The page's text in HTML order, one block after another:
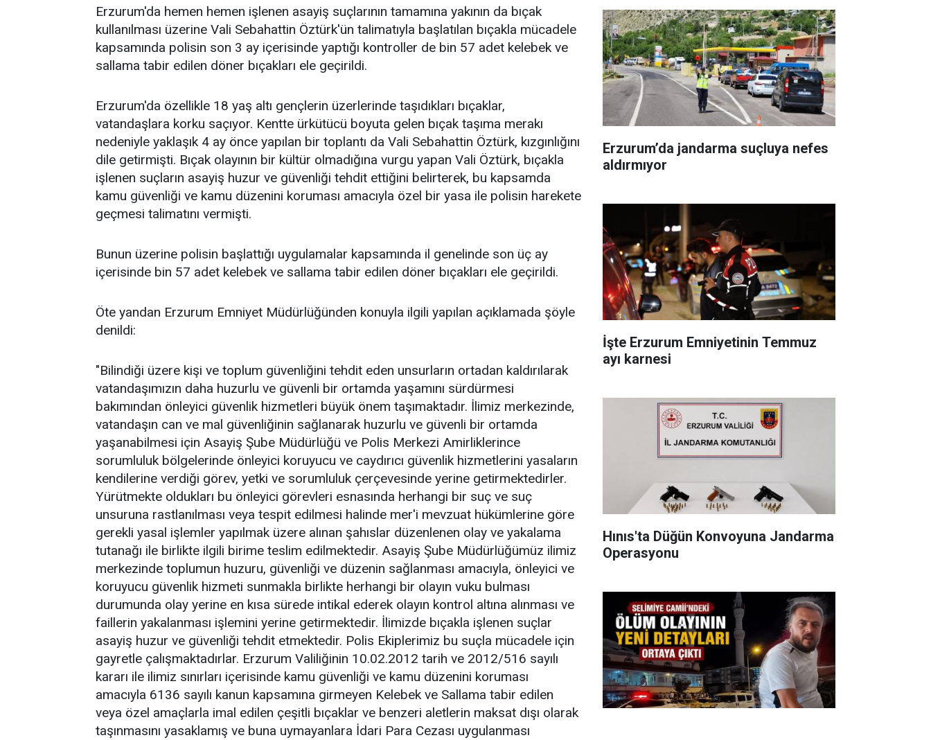
Erzurum'da hemen hemen işlenen asayiş suçlarının tamamına yakının da bıçak
kullanılması üzerine Vali Sebahattin Öztürk'ün talimatıyla başlatılan bıçakla mücadele
kapsamında polisin son 3 ay içerisinde yaptığı kontroller de bin 57 adet kelebek ve
sallama tabir edilen döner bıçakları ele geçirildi.
Erzurum'da özellikle 18 yaş altı gençlerin üzerlerinde taşıdıkları bıçaklar,
vatandaşlara korku saçıyor. Kentte ürkütücü boyuta gelen bıçak taşıma merakı
nedeniyle yaklaşık 4 ay önce yapılan bir toplantı da Vali Sebahattin Öztürk, kızgınlığını
dile getirmişti. Bıçak olayının bir kültür olmadığına vurgu yapan Vali Öztürk, bıçakla
işlenen suçların asayiş huzur ve güvenliği tehdit ettiğini belirterek, bu kapsamda
kamu güvenliği ve kamu düzenini koruması amacıyla özel bir yasa ile polisin harekete
geçmesi talimatını vermişti.
Bunun üzerine polisin başlattığı uygulamalar kapsamında il genelinde son üç ay
içerisinde bin 57 adet kelebek ve sallama tabir edilen döner bıçakları ele geçirildi.
Öte yandan Erzurum Emniyet Müdürlüğünden konuyla ilgili yapılan açıklamada şöyle
denildi:
"Bilindiği üzere kişi ve toplum güvenliğini tehdit eden unsurların ortadan kaldırılarak
vatandaşımızın daha huzurlu ve güvenli bir ortamda yaşamını sürdürmesi
bakımından önleyici güvenlik hizmetleri büyük önem taşımaktadır. İlimiz merkezinde,
vatandaşın can ve mal güvenliğinin sağlanarak huzurlu ve güvenli bir ortamda
yaşanabilmesi için Asayiş Şube Müdürlüğü ve Polis Merkezi Amirliklerince
sorumluluk bölgelerinde önleyici koruyucu ve caydırıcı güvenlik hizmetlerini yasaların
kendilerine verdiği görev, yetki ve sorumluluk çerçevesinde yerine getirmektedirler.
Yürütmekte oldukları bu önleyici görevleri esnasında herhangi bir suç ve suç
unsuruna rastlanılması veya tespit edilmesi halinde mer'i mevzuat hükümlerine göre
gerekli yasal işlemler yapılmak üzere alınan şahıslar düzenlenen olay ve yakalama
tutanağı ile birlikte ilgili birime teslim edilmektedir. Asayiş Şube Müdürlüğümüz ilimiz
merkezinde toplumun huzuru, güvenliği ve düzenin sağlanması amacıyla, önleyici ve
koruyucu güvenlik hizmeti sunmakla birlikte herhangi bir olayın vuku bulması
durumunda olay yerine en kısa sürede intikal ederek olayın kontrol altına alınması ve
faillerin yakalanması işlemini yerine getirmektedir. İlimizde bıçakla işlenen suçlar
asayiş huzur ve güvenliği tehdit etmektedir. Polis Ekiplerimiz bu suçla mücadele için
gayretle çalışmaktadırlar. Erzurum Valiliğinin 10.02.2012 tarih ve 2012/516 sayılı
kararı ile ilimiz sınırları içerisinde kamu güvenliği ve kamu düzenini koruması
amacıyla 6136 sayılı kanun kapsamına girmeyen Kelebek ve Sallama tabir edilen
veya özel amaçlarla imal edilen çeşitli bıçaklar ve benzeri aletlerin maksat dışı olarak
taşınmasını yasaklamış ve buna uymayanlara İdari Para Cezası uygulanması
Erzurum’da jandarma suçluya nefes
aldırmıyor
İşte Erzurum Emniyetinin Temmuz
ayı karnesi
Hınıs'ta Düğün Konvoyuna Jandarma
Operasyonu